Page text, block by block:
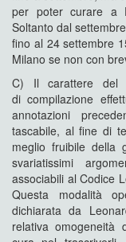
per poter curare a
Soltanto dal
fino al 24 settembre
Milano se non con
C) Il carattere del
di compilazione
annotazioni
tascabile, al fine di
meglio fruibile della
svariatissimi
associabili al Codice
Questa modalità
dichiarata da
relativa omogeneità